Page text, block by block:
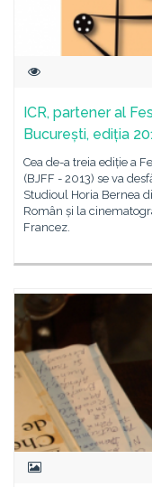
ICR, partener al
București, ediția
Cea de-a treia ediție a
(BJFF - 2013) se va
Studioul Horia Bernea
Român și la
Francez.